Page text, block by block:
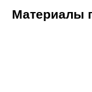
Материалы